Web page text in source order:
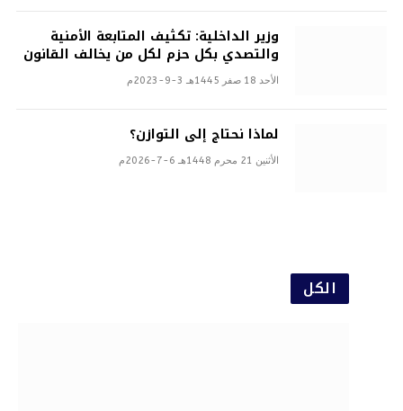
وزير الداخلية: تكثيف المتابعة الأمنية
والتصدي بكل حزم لكل من يخالف القانون
الأحد 18 صفر 1445هـ 3-9-2023م
لماذا نحتاج إلى التوازن؟
الأثنين 21 محرم 1448هـ 6-7-2026م
الكل